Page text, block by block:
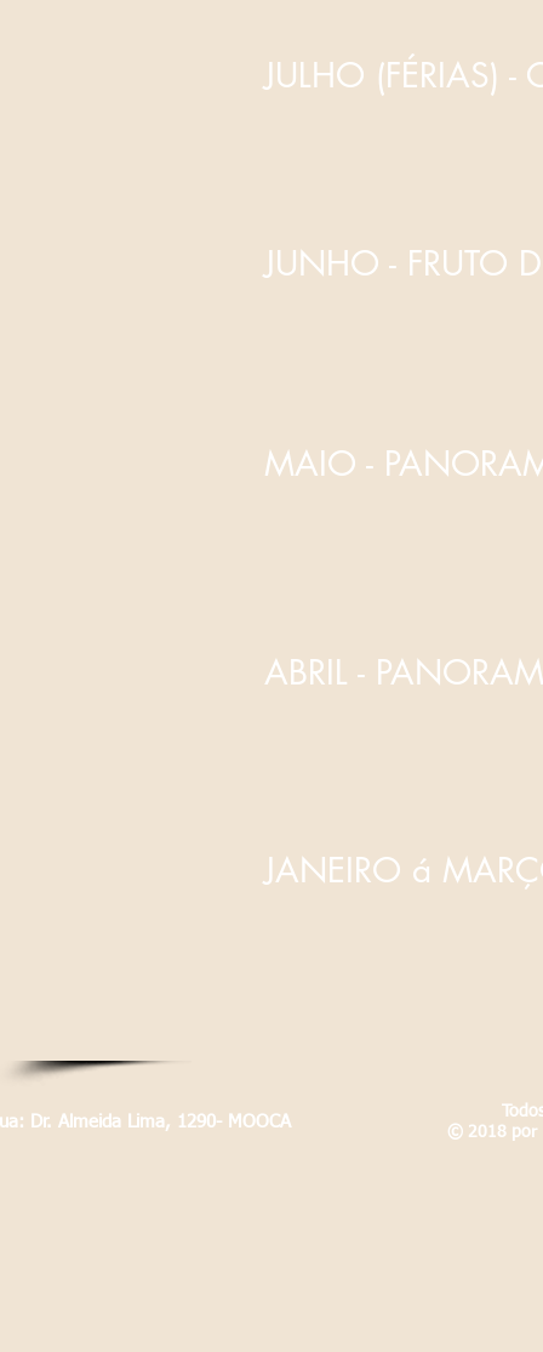
JULHO (FÉRIAS) -
JUNHO - FRUTO
MAIO -
ABRIL -
JANEIRO á
Dr. Almeida Lima, 1290- MOOCA
© 2018 por